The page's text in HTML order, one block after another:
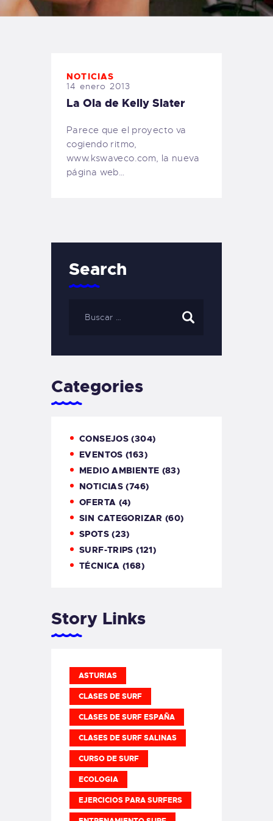
TIENDA FAMILY SURFERS
NOTICIAS
14 enero 2013
La Ola de Kelly Slater
Parece que el proyecto va
cogiendo ritmo,
www.kswaveco.com, la nueva
página web…
Search
Categories
CONSEJOS (304)
EVENTOS (163)
MEDIO AMBIENTE (83)
NOTICIAS (746)
OFERTA (4)
SIN CATEGORIZAR (60)
SPOTS(23)
SURF-TRIPS (121)
TÉCNICA (168)
Story Links
ASTURIAS
CLASES DE SURF
CLASES DE SURF ESPAÑA
CLASES DE SURF SALINAS
CURSO DE SURF
ECOLOGIA
EJERCICIOS PARA SURFERS